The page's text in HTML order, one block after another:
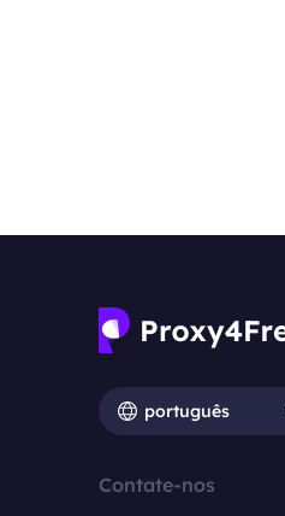
português
Contate-nos